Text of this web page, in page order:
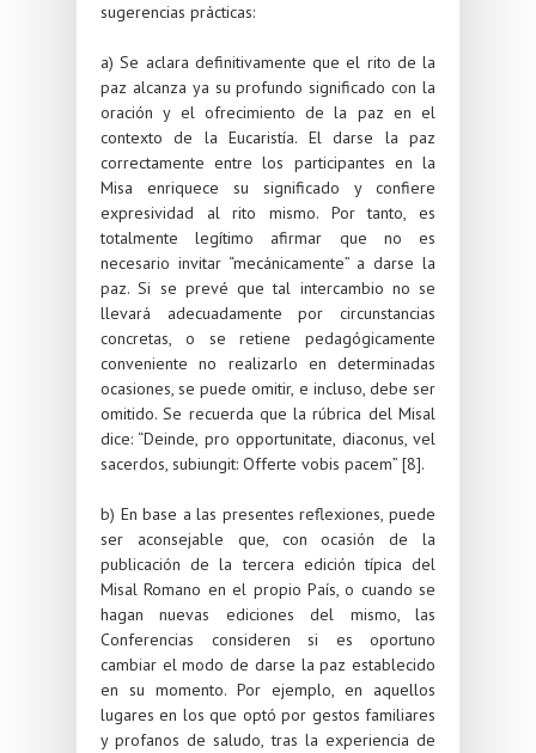
sugerencias prácticas:
a) Se aclara definitivamente que el rito de la
paz alcanza ya su profundo significado con la
oración y el ofrecimiento de la paz en el
contexto de la Eucaristía. El darse la paz
correctamente entre los participantes en la
Misa enriquece su significado y confiere
expresividad al rito mismo. Por tanto, es
totalmente legítimo afirmar que no es
necesario invitar “mecánicamente” a darse la
paz. Si se prevé que tal intercambio no se
llevará adecuadamente por circunstancias
concretas, o se retiene pedagógicamente
conveniente no realizarlo en determinadas
ocasiones, se puede omitir, e incluso, debe ser
omitido. Se recuerda que la rúbrica del Misal
dice: “Deinde, pro opportunitate, diaconus, vel
sacerdos, subiungit: Offerte vobis pacem” [8].
b) En base a las presentes reflexiones, puede
ser aconsejable que, con ocasión de la
publicación de la tercera edición típica del
Misal Romano en el propio País, o cuando se
hagan nuevas ediciones del mismo, las
Conferencias consideren si es oportuno
cambiar el modo de darse la paz establecido
en su momento. Por ejemplo, en aquellos
lugares en los que optó por gestos familiares
y profanos de saludo, tras la experiencia de